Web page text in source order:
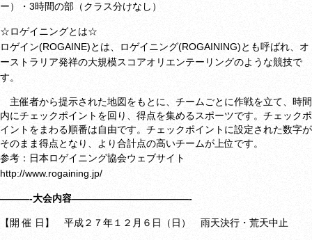
ー）・ 3時間の部（クラス分けなし）
☆ロゲイニングとは☆
ロゲイン(ROGAINE)とは、ロゲイニング(ROGAINING)とも呼ばれ、オ
ーストラリア発祥の大規模スコアオリエンテーリングのような競技で
す。
主催者から提示された地図をもとに、チームごとに作戦を立て、時間
内にチェックポイントを回り、得点を集めるスポーツです。チェックポ
イントをまわる順番は自由です。チェックポイントに設定された数字が
そのまま得点となり、より合計点の高いチームが上位です。
参考：日本ロゲイニング協会ウェブサイト
http://www.rogaining.jp/
———-大会内容————————————-
【開 催 日】 平成２７年１２月６日（日） 雨天決行・荒天中止